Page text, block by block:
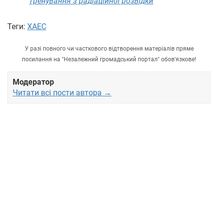
Теги: ХАЕС
У разі повного чи часткового відтворення матеріалів пряме
посилання на "Незалежний громадський портал" обов'язкове!
Модератор
Читати всі пости автора →